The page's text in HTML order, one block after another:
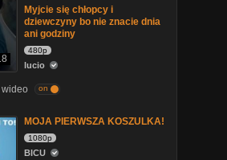
Myjcie się chłopcy i
dziewczyny bo nie znacie dnia
ani godziny
480p
lucio
on
MOJA PIERWSZA KOSZULKA!
1080p
BICU